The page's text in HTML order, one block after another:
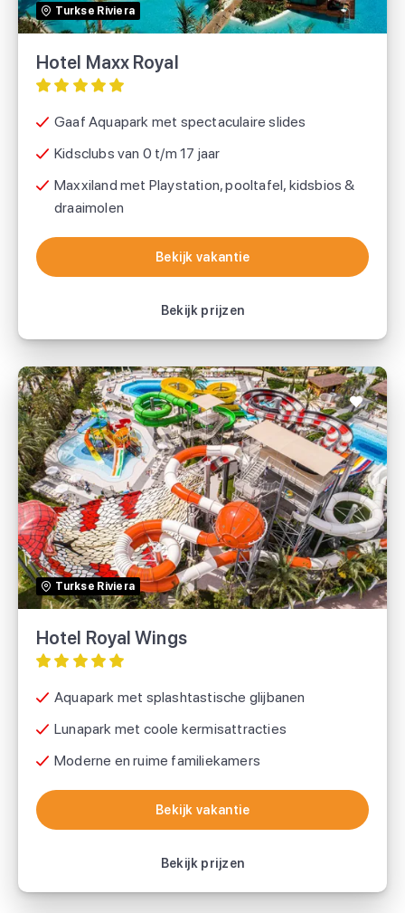
Turkse Riviera
Hotel Maxx Royal
Gaaf Aquapark met spectaculaire slides
Kidsclubs van 0 t/m 17 jaar
Maxxiland met Playstation, pooltafel, kidsbios &
draaimolen
Bekijk vakantie
Bekijk prijzen
Bekijk vakantie
Turkse Riviera
Hotel Royal Wings
Aquapark met splashtastische glijbanen
Lunapark met coole kermisattracties
Moderne en ruime familiekamers
Bekijk vakantie
Bekijk prijzen
Hotel Royal Wings
TUI
SUNtip
Saffier Vakantie
Bekijk vakantie